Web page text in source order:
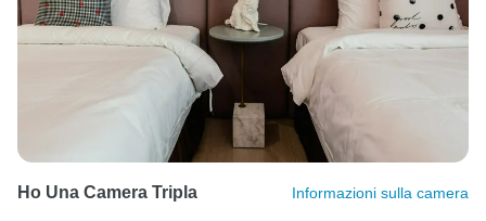
Ho Una Camera Tripla Informazioni sulla camera